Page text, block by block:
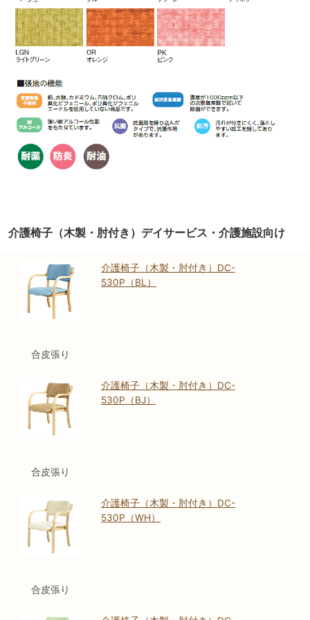
介護椅子（木製・肘付き）デイサービス・介護施設向け
合皮張り
介護椅子（木製・肘付き）DC-
530P（BL）
合皮張り
介護椅子（木製・肘付き）DC-
530P（BJ）
合皮張り
介護椅子（木製・肘付き）DC-
530P（WH）